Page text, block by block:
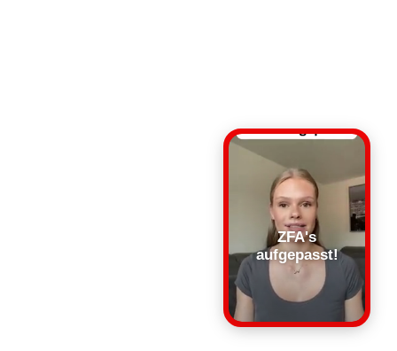
ZFA's
aufgepasst!